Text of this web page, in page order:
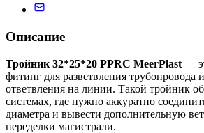
Описание
Тройник 32*25*20 PPRС MeerPlast —
фитинг для разветвления трубопровода
ответвления на линии. Такой тройник
системах, где нужно аккуратно
диаметра и вывести дополнительную
переделки магистрали.